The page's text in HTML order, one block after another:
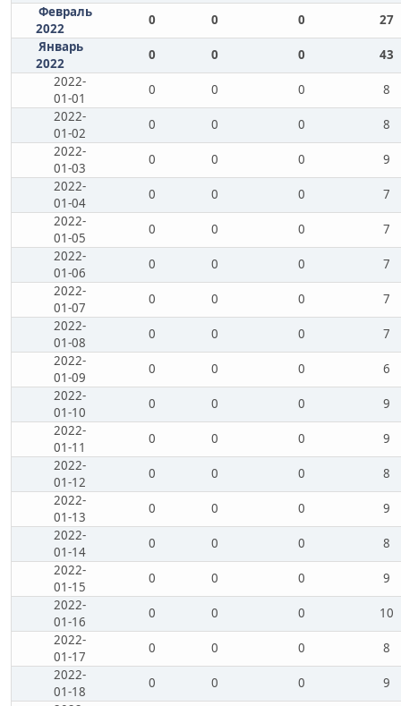
Февраль
2022
0 0 0
27
Январь
2022
0 0 0
43
2022-
01-01
0 0 0
8
2022-
01-02
0 0 0
8
2022-
01-03
0 0 0
9
2022-
01-04
0 0 0
7
2022-
01-05
0 0 0
7
2022-
01-06
0 0 0
7
2022-
01-07
0 0 0
7
2022-
01-08
0 0 0
7
2022-
01-09
0 0 0
6
2022-
01-10
0 0 0
9
2022-
01-11
0 0 0
9
2022-
01-12
0 0 0
8
2022-
01-13
0 0 0
9
2022-
01-14
0 0 0
8
2022-
01-15
0 0 0
9
2022-
01-16
0 0 0
10
2022-
01-17
0 0 0
8
2022-
01-18
0 0 0
9